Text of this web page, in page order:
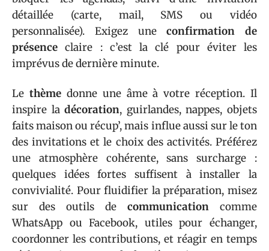
détaillée (carte, mail, SMS ou vidéo
personnalisée). Exigez uneconfirmation de
présence claire : c’est la clé pour éviter les
imprévus de dernière minute.
Le thèmedonne une âme à votre réception. Il
inspire ladécoration, guirlandes, nappes, objets
faits maison ou récup’, mais influe aussi sur le ton
des invitations et le choix des activités. Préférez
une atmosphère cohérente, sans surcharge :
quelques idées fortes suffisent à installer la
convivialité. Pour fluidifier la préparation, misez
sur des outils de communication comme
WhatsApp ou Facebook, utiles pour échanger,
coordonner les contributions, et réagir en temps